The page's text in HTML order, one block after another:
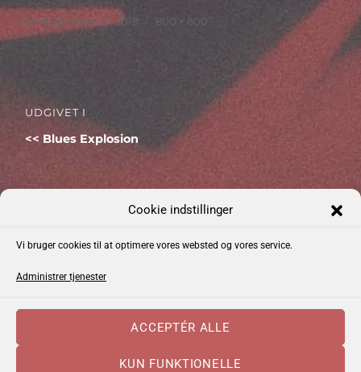
Cookie indstillinger
Vi bruger cookies til at optimere vores websted og vores service.
Administrer tjenester
ACCEPTÉR ALLE
KUN FUNKTIONELLE
Udgivet
mandag, marts 18, 2019
Faktisk
800 × 600
Indlægsnavigation
UDGIVET I
Blues Explosion
Kommende Begivenheder
Dato: 04-09
Emma Zinck (US)